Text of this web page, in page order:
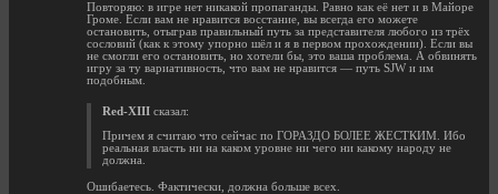
Повторяю: в игре нет никакой пропаганды. Равно как её нет и в Майоре
Громе. Если вам не нравится восстание, вы всегда его можете
остановить, отыграв правильный путь за представителя любого из трёх
сословий (как к этому упорно шёл и я в первом прохождении). Если вы
не смогли его остановить, но хотели бы, это ваша проблема. А обвинять
игру за ту вариативность, что вам не нравится — путь SJW и им
подобным.
Red-XIII сказал:
Причем я считаю что сейчас по ГОРАЗДО БОЛЕЕ ЖЕСТКИМ. Ибо
реальная власть ни на каком уровне ни чего ни какому народу не
должна.
Ошибаетесь. Фактически, должна больше всех.